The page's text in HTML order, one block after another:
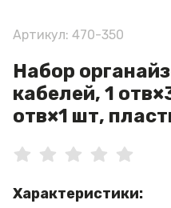
Артикул: 470-350
Набор
кабелей, 1
отв×1 шт,
Характеристики: